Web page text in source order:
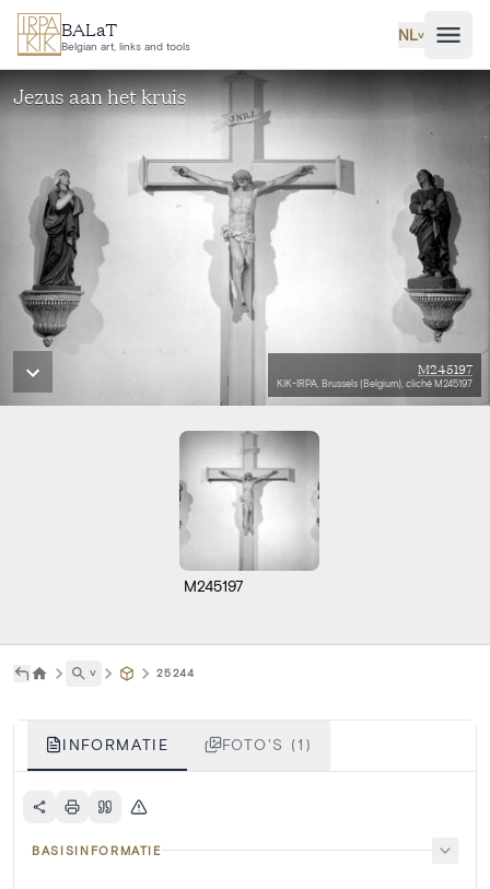
Ga naar hoofdinhoud
BALaT
Belgian art, links and tools
NL˅
Jezus aan het kruis
M245197
KIK-IRPA, Brussels (Belgium), cliché M245197
M245197
˅ 25244
INFORMATIE FOTO'S (1)
BASISINFORMATIE